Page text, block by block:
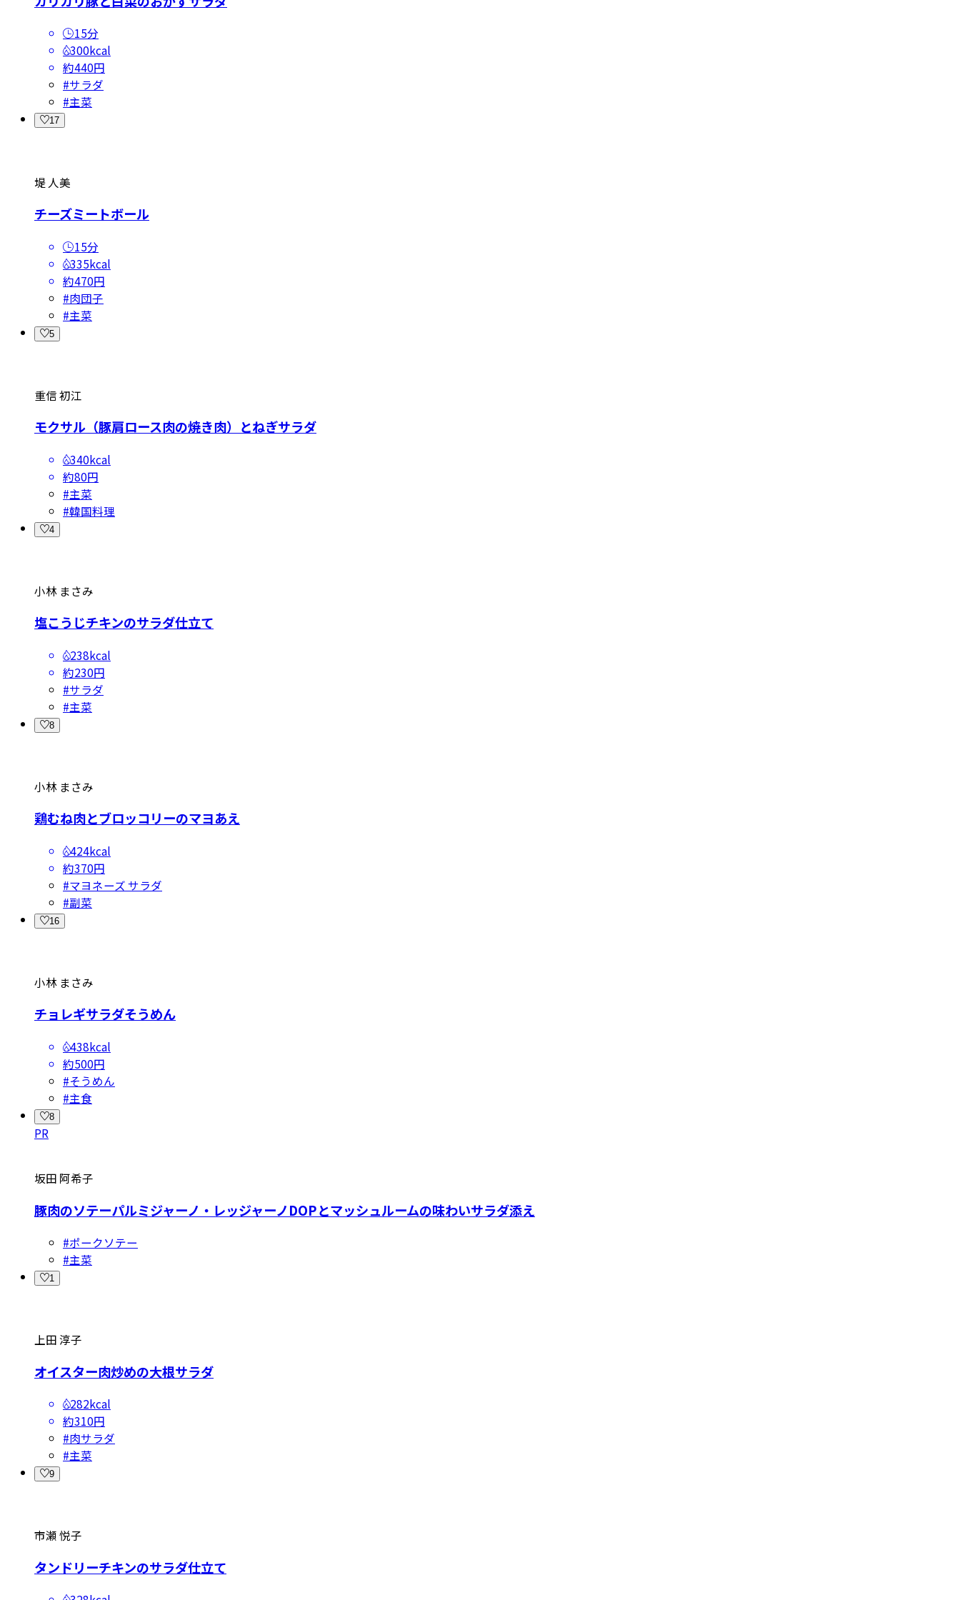
15分
300kcal
約440円
#サラダ
#主菜
17
堤 人美
チーズミートボール
15分
335kcal
約470円
#肉団子
#主菜
5
重信 初江
モクサル（豚肩ロース肉の焼き肉）とねぎサラダ
340kcal
約80円
#主菜
#韓国料理
4
小林 まさみ
塩こうじチキンのサラダ仕立て
238kcal
約230円
#サラダ
#主菜
8
小林 まさみ
鶏むね肉とブロッコリーのマヨあえ
424kcal
約370円
#マヨネーズ サラダ
#副菜
16
小林 まさみ
チョレギサラダそうめん
438kcal
約500円
#そうめん
#主食
8
PR
坂田 阿希子
豚肉のソテーパルミジャーノ・レッジャーノDOPとマッシュルームの味わいサラダ添え
#ポークソテー
#主菜
1
上田 淳子
オイスター肉炒めの大根サラダ
282kcal
約310円
#肉サラダ
#主菜
9
市瀬 悦子
タンドリーチキンのサラダ仕立て